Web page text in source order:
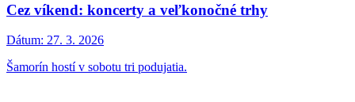
Cez víkend: koncerty a veľkonočné trhy
Dátum: 27. 3. 2026
Šamorín hostí v sobotu tri podujatia.